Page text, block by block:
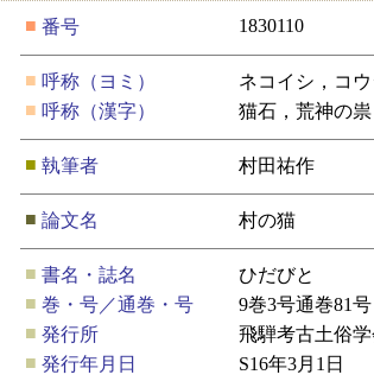
■ 番号 1830110
■ 呼称（ヨミ）
ネコイシ，コ
■ 呼称（漢字） 猫石，荒神の祟
■ 執筆者 村田祐作
■ 論文名 村の猫
■ 書名・誌名
ひだびと
■ 巻・号／通巻・号
9巻3号通巻81号
■ 発行所
飛騨考古土俗学
■ 発行年月日
S16年3月1日